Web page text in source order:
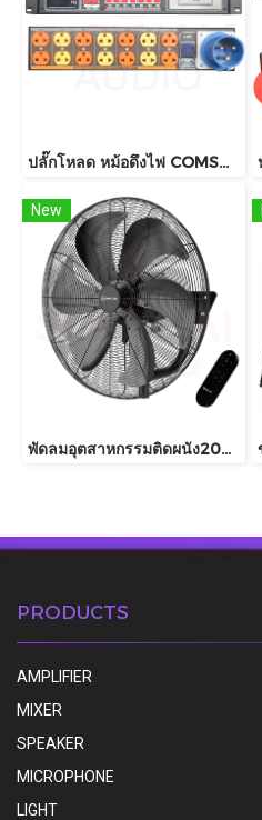
ปลั๊กโหลด หม้อดึงไฟ COMSON รุ่น AEC649 (POWER LOAD CENTER 8Way+5V USB) 2เฟส
New
พัดลมอุตสาหกรรมติดผนัง20นิ้ว SMART TECH รุ่น GL-55-4
PRODUCTS
AMPLIFIER
MIXER
SPEAKER
MICROPHONE
LIGHT